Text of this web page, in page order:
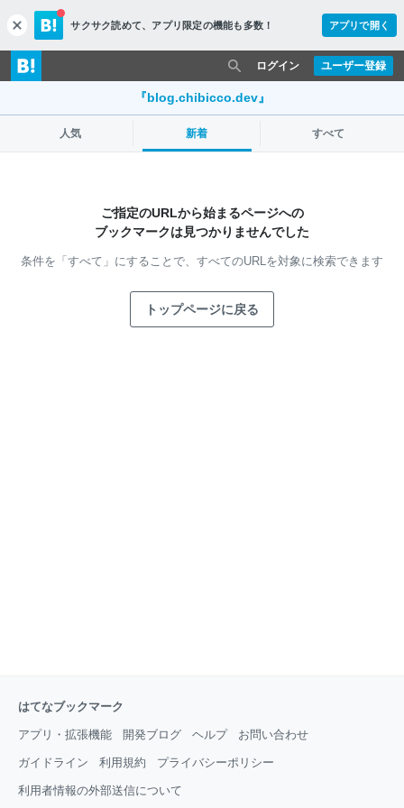
c
l
o
s
サクサク読めて、 アプリ限定の機能も多数！ アプリで開く
ユーザー登録
ログイン
『blog.chibicco.dev』
人気 新着 すべて
ご指定のURLから始まるページへの
ブックマークは見つかりませんでした
条件を「すべて」にすることで、 すべてのURLを対象に検索できます
トップページに戻る
はてなブックマーク
アプリ・拡張機能 開発ブログ ヘルプ お問い合わせ
ガイドライン 利用規約 プライバシーポリシー
利用者情報の外部送信について